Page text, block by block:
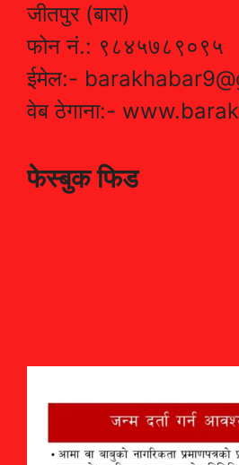
जीतपुर (बारा)
फोन नं.: ९८४५७८९०९५
ईमेल:-
वेब ठेगाना:-
फेस्बुक फिड